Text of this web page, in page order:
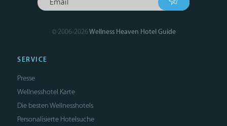
© 2006-2026Wellness Heaven Hotel Guide
SERVICE
Presse
Wellnesshotel Karte
Die besten Wellnesshotels
Personalisierte Hotelsuche